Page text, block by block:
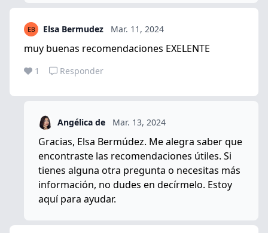
Elsa Bermudez Mar. 11, 2024
muy buenas recomendaciones EXELENTE
1 Responder
Angélica de Mar. 13, 2024
Gracias, Elsa Bermúdez. Me alegra saber que
encontraste las recomendaciones útiles. Si
tienes alguna otra pregunta o necesitas más
información, no dudes en decírmelo. Estoy
aquí para ayudar.